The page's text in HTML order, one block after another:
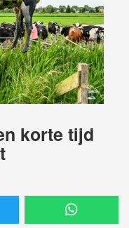
korte tijd